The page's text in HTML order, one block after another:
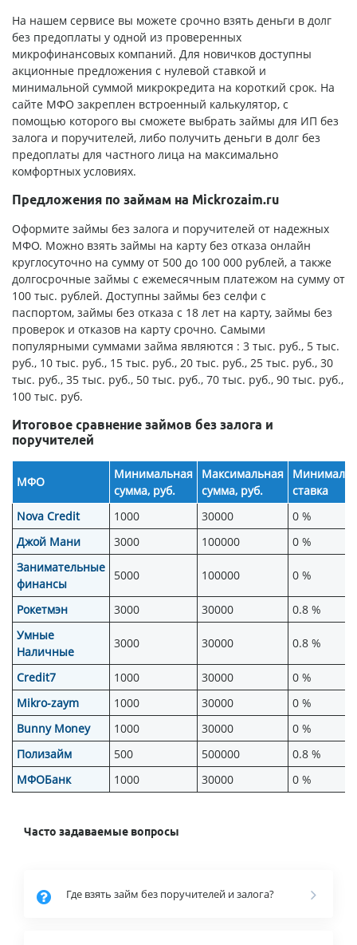
На нашем сервисе вы можете срочно взять деньги в долг
без предоплаты у одной из проверенных
микрофинансовых компаний. Для новичков доступны
акционные предложения с нулевой ставкой и
минимальной суммой микрокредита на короткий срок. На
сайте МФО закреплен встроенный калькулятор, с
помощью которого вы сможете выбрать займы для ИП без
залога и поручителей, либо получить деньги в долг без
предоплаты для частного лица на максимально
комфортных условиях.
Предложения по займам на Mickrozaim.ru
Оформите займы без залога и поручителей от надежных
МФО. Можно взять займы на карту без отказа онлайн
круглосуточно на сумму от 500 до 100 000 рублей, а также
долгосрочные займы с ежемесячным платежом на сумму от
100 тыс. рублей. Доступны займы без селфи с
паспортом, займы без отказа с 18 лет на карту, займы без
проверок и отказов на карту срочно. Самыми
популярными суммами займа являются : 3 тыс. руб., 5 тыс.
руб., 10 тыс. руб., 15 тыс. руб., 20 тыс. руб., 25 тыс. руб., 30
тыс. руб., 35 тыс. руб., 50 тыс. руб., 70 тыс. руб., 90 тыс. руб.,
100 тыс. руб.
Итоговое сравнение займов без залога и
поручителей
МФО
Минимальная
сумма, руб.
Максимальная
сумма, руб.
ставка
Nova Credit
1000 30000
0 %
Джой Мани
3000 100000
0 %
Занимательные
финансы
5000 100000 0 %
Рокетмэн 3000 30000
0.8 %
Умные
Наличные
3000 30000 0.8 %
Credit7 1000 30000
0 %
Mikro-zaym
1000 30000
0 %
Bunny Money
1000 30000
0 %
Полизайм
500 500000
0.8 %
МФОБанк
1000 30000 0 %
Часто задаваемые вопросы
Где взять займ без поручителей и залога?